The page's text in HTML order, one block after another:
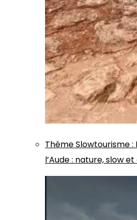
ThèmeSlowtourisme:
l’Aude : nature, slow